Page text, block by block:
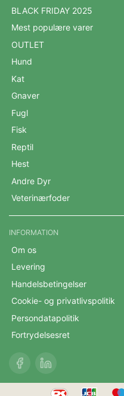
BLACK FRIDAY 2025
Mest populære varer
OUTLET
Hund
Kat
Gnaver
Fugl
Fisk
Reptil
Hest
Andre Dyr
Veterinærfoder
INFORMATION
Om os
Levering
Handelsbetingelser
Cookie- og privatlivspolitik
Persondatapolitik
Fortrydelsesret